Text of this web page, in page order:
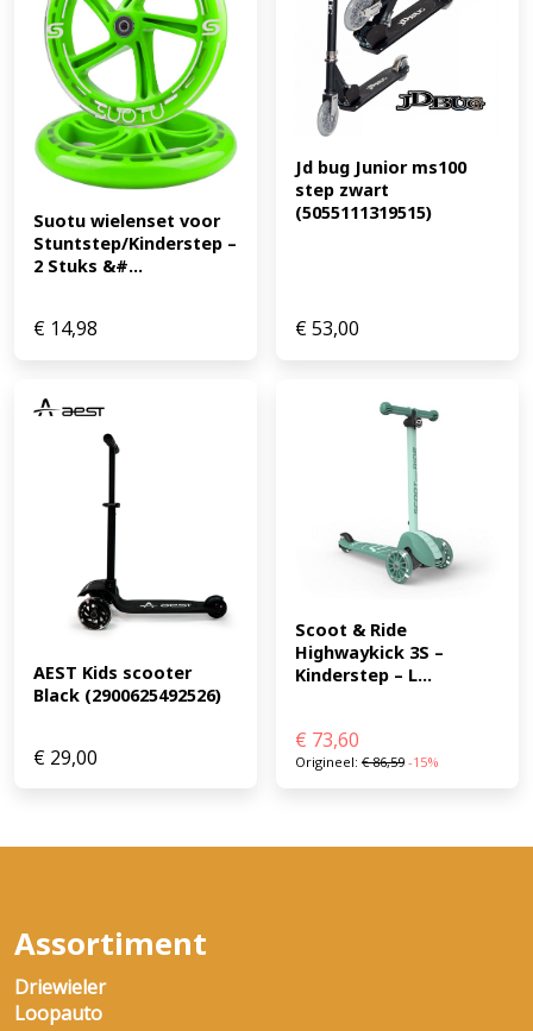
Suotu wielenset voor
Stuntstep/Kinderstep –
2 Stuks &#...
€ 14,98
Jd bug Junior ms100
step zwart
(5055111319515)
€53,00
AEST Kids scooter
Black (2900625492526)
€ 29,00
Scoot & Ride
Highwaykick 3S –
Kinderstep – L...
€ 73,60
Origineel: €86,59 -15%
Assortiment
Driewieler
Loopauto